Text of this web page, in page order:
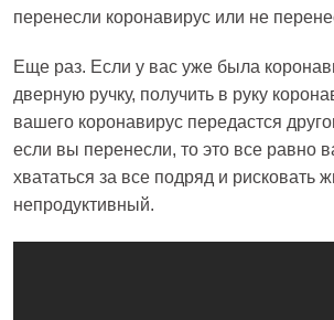
перенесли коронавирус или не
Еще раз. Если у вас уже была
дверную ручку, получить в руку
вашего коронавирус передастся
если вы перенесли, то это все равно
хвататься за все подряд и рисковать
непродуктивный.